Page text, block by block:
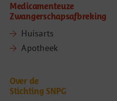
Medicamenteuze
Zwangerschapsafbreking
Huisarts
Apotheek
Over de
Stichting SNPG